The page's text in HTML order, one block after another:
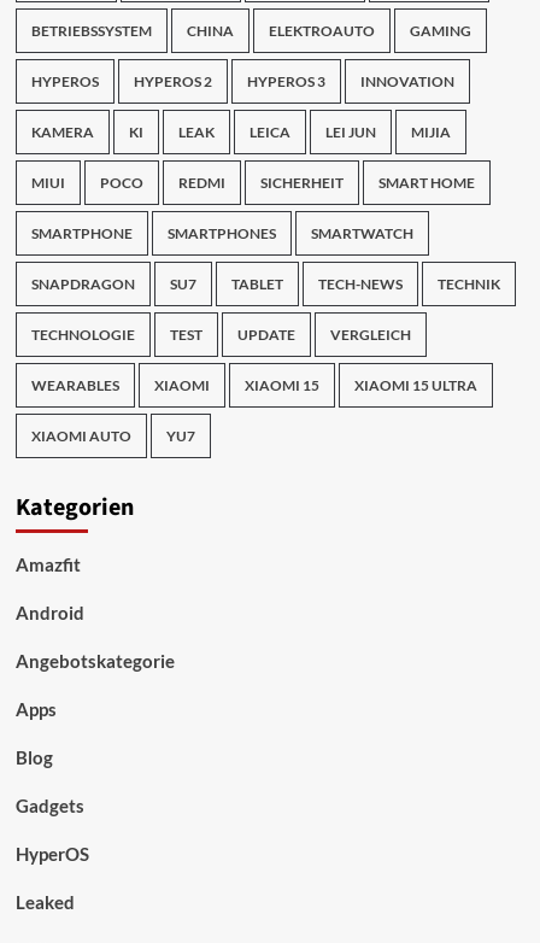
BETRIEBSSYSTEM CHINA ELEKTROAUTO GAMING
HYPEROS HYPEROS 2 HYPEROS 3 INNOVATION
KAMERA KI LEAK LEICA LEI JUN MIJIA
MIUI POCO REDMI SICHERHEIT SMART HOME
SMARTPHONE SMARTPHONES SMARTWATCH
SNAPDRAGON SU7 TABLET TECH-NEWS TECHNIK
TECHNOLOGIE TEST UPDATE VERGLEICH
WEARABLES XIAOMI XIAOMI 15 XIAOMI 15 ULTRA
XIAOMI AUTO YU7
Kategorien
Amazfit
Android
Angebotskategorie
Apps
Blog
Gadgets
HyperOS
Leaked